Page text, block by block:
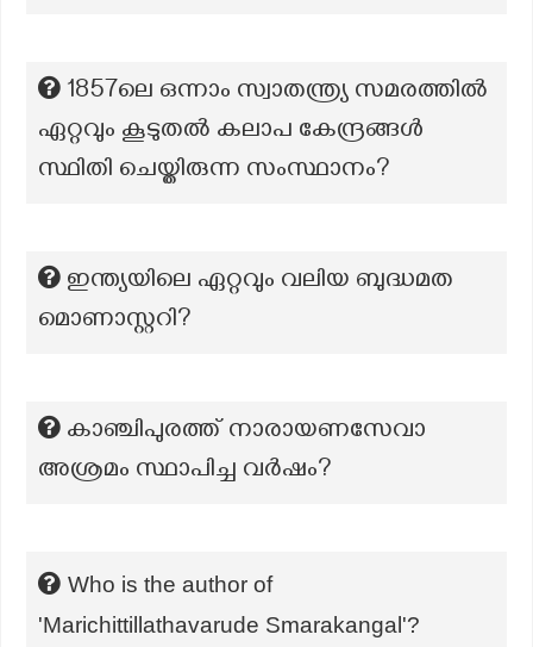
1857ലെ ഒന്നാം സ്വാതന്ത്ര്യ സമരത്തിൽ
ഏറ്റവും കൂടുതൽ കലാപ കേന്ദ്രങ്ങൾ
സ്ഥിതി ചെയ്തിരുന്ന സംസ്ഥാനം?
ഇന്ത്യയിലെ ഏറ്റവും വലിയ ബുദ്ധമത
മൊണാസ്റ്ററി?
കാഞ്ചിപുരത്ത് നാരായണസേവാ
അശ്രമം സ്ഥാപിച്ച വർഷം?
Who is the author of
'Marichittillathavarude Smarakangal'?